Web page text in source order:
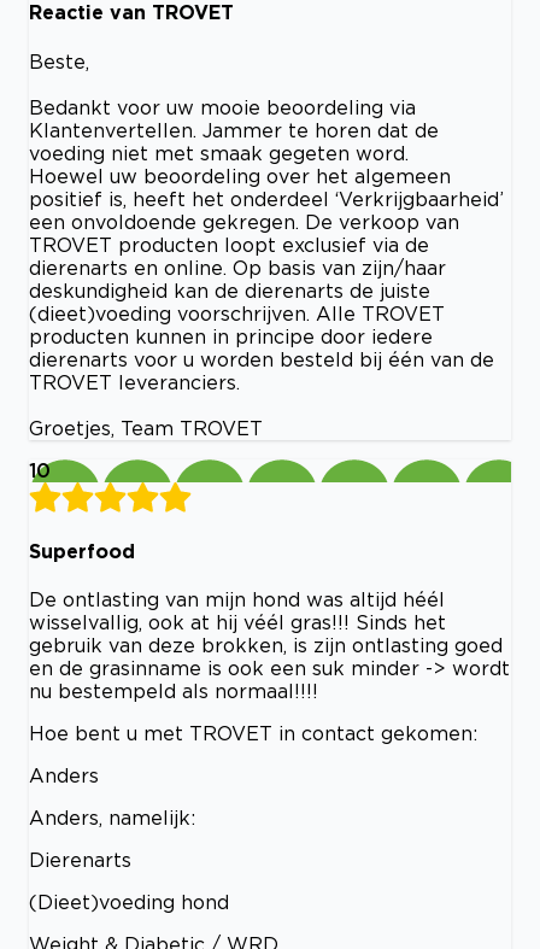
Reactie van TROVET
Beste,
Bedankt voor uw mooie beoordeling via
Klantenvertellen. Jammer te horen dat de
voeding niet met smaak gegeten word.
Hoewel uw beoordeling over het algemeen
positief is, heeft het onderdeel ‘Verkrijgbaarheid’
een onvoldoende gekregen. De verkoop van
TROVET producten loopt exclusief via de
dierenarts en online. Op basis van zijn/haar
deskundigheid kan de dierenarts de juiste
(dieet)voeding voorschrijven. Alle TROVET
producten kunnen in principe door iedere
dierenarts voor u worden besteld bij één van de
TROVET leveranciers.
Groetjes, Team TROVET
10
Superfood
De ontlasting van mijn hond was altijd héél
wisselvallig, ook at hij véél gras!!! Sinds het
gebruik van deze brokken, is zijn ontlasting goed
en de grasinname is ook een suk minder -> wordt
nu bestempeld als normaal!!!!
Hoe bent u met TROVET in contact gekomen:
Anders
Anders, namelijk:
Dierenarts
(Dieet)voeding hond
Weight & Diabetic / WRD